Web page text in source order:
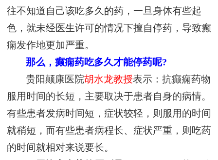
往不知道自己该吃多久的药，一旦身体有些起
色，就未经医生许可的情况下擅自停药，导致癫
痫发作地更加严重。
那么，癫痫药吃多久才能停药呢?
贵阳颠康医院胡水龙教授表示：抗癫痫药物
服用时间的长短，主要取决于患者自身的病情。
有些患者发病时间短，症状较轻，则服用的时间
就稍短，而有些患者病程长、症状严重，则吃药
的时间就相对来说要长。